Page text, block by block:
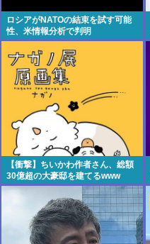
ロシアがNATOの結束を試す可能
性、米情報分析で判明
【衝撃】ちいかわ作者さん、総額
30億超の大豪邸を建てるwww